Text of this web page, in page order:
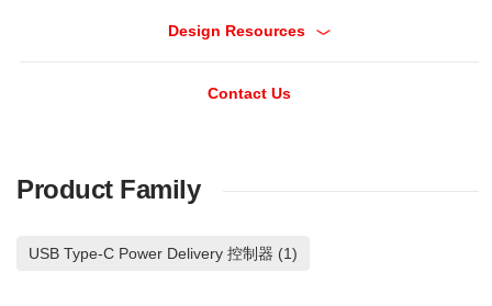
Design Resources
Contact Us
Product Family
USB Type-C Power Delivery 控制器 (1)